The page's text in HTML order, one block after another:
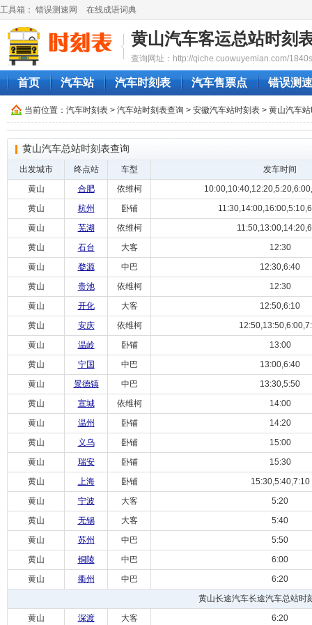
工具箱： 错误测速网 在线成语词典
黄山汽车客运总站时刻
查询网址：http://qiche.cuowuyemian.com/
首页 汽车站 汽车时刻表 汽车售票点 错误测
当前位置： 汽车时刻表 > 汽车站时刻表查询 > 安徽汽车站时刻表 > 黄山汽车
黄山汽车总站时刻表查询
出发城市 终点站 车型
发车时间
黄山
合肥 依维柯
黄山
杭州 卧铺
黄山
芜湖 依维柯
黄山
石台 大客
12:30
黄山
婺源 中巴
12:30,6:40
黄山
贵池 依维柯
12:30
黄山
开化 大客
12:50,6:10
黄山
安庆 依维柯
黄山
温岭 卧铺
13:00
黄山
宁国 中巴
13:00,6:40
黄山
景德镇 中巴
13:30,5:50
黄山
宣城 依维柯
14:00
黄山
温州 卧铺
14:20
黄山
义乌 卧铺
15:00
黄山
瑞安 卧铺
15:30
黄山
上海 卧铺
15:30,5:40,7:10
黄山
宁波 大客
5:20
黄山
无锡 大客
5:40
黄山
苏州 中巴
5:50
黄山
铜陵 中巴
6:00
黄山
衢州 中巴
6:20
黄山长途汽车长途汽车总站时
黄山
深渡 大客
6:20